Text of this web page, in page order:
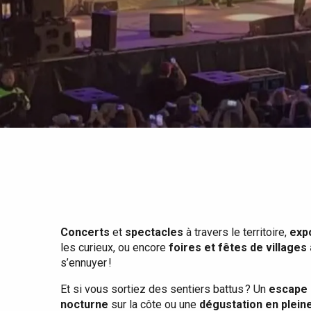
Tout l'agenda
Eté
Quand il pleut
Avec les enfants
Entre amis
Lieux branchés
Meilleurs brunch
Restaurants avec vue
Séjours en bord de
mer
Séjours en train
Concerts et spectacles à travers le territoire,
les curieux, ou encore foires et fêtes de villages
s’ennuyer !
Et si vous sortiez des sentiers battus ? Un escape
nocturne sur la côte ou une dégustation en